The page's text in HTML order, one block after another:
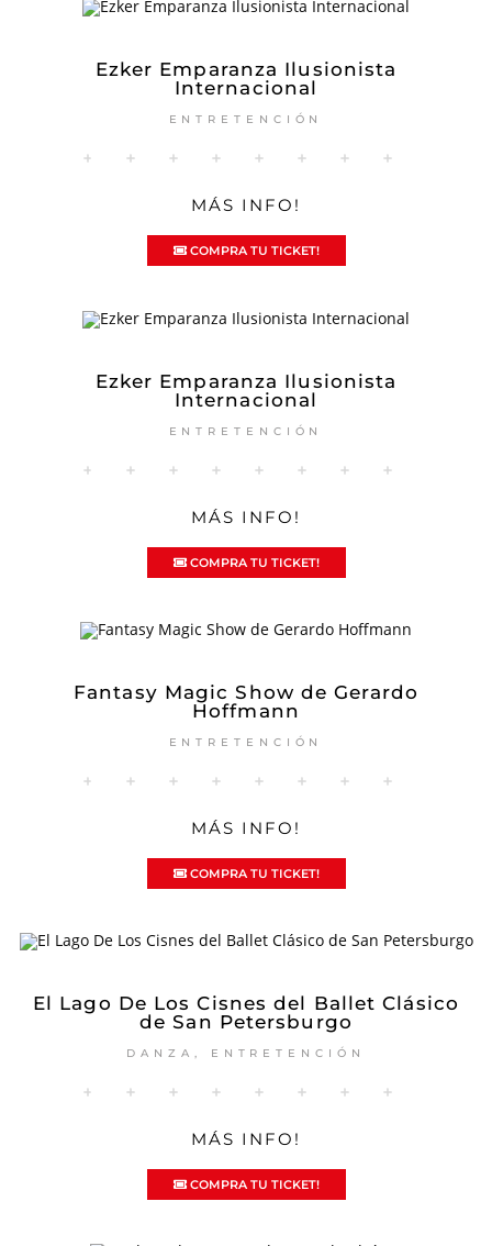
Ezker Emparanza Ilusionista
Internacional
ENTRETENCIÓN
MÁS INFO!
COMPRA TU TICKET!
Ezker Emparanza Ilusionista
Internacional
ENTRETENCIÓN
MÁS INFO!
COMPRA TU TICKET!
Fantasy Magic Show de Gerardo
Hoffmann
ENTRETENCIÓN
MÁS INFO!
COMPRA TU TICKET!
El Lago De Los Cisnes del Ballet Clásico
de San Petersburgo
DANZA , ENTRETENCIÓN
MÁS INFO!
COMPRA TU TICKET!